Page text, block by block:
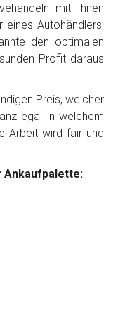
mit Ihnen
Autohändlers,
den optimalen
Profit daraus
Preis, welcher
egal in welchem
Arbeit wird fair und
Ankaufpalette: